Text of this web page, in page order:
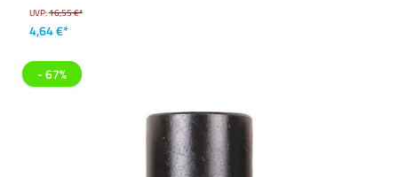
UVP:16,55 €*
4,64 €*
- 67%